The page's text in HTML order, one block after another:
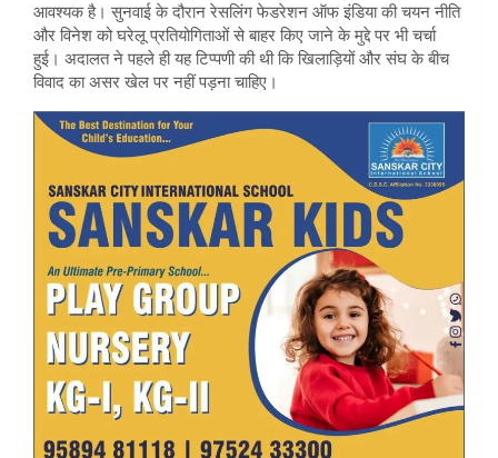
आवश्यक है। सुनवाई के दौरान रेसलिंग फेडरेशन ऑफ इंडिया की चयन नीति
और विनेश को घरेलू प्रतियोगिताओं से बाहर किए जाने के मुद्दे पर भी चर्चा
हुई। अदालत ने पहले ही यह टिप्पणी की थी कि खिलाड़ियों और संघ के बीच
विवाद का असर खेल पर नहीं पड़ना चाहिए।